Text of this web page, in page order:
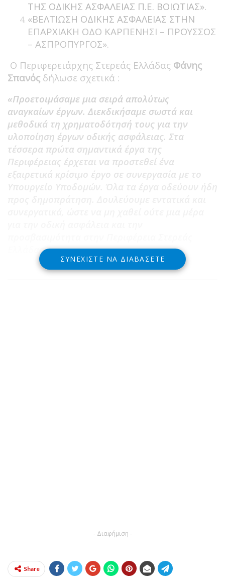
ΤΗΣ ΟΔΙΚΗΣ ΑΣΦΑΛΕΙΑΣ Π.Ε. ΒΟΙΩΤΙΑΣ».
«ΒΕΛΤΙΩΣΗ ΟΔΙΚΗΣ ΑΣΦΑΛΕΙΑΣ ΣΤΗΝ
ΕΠΑΡΧΙΑΚΗ ΟΔΟ ΚΑΡΠΕΝΗΣΙ – ΠΡΟΥΣΣΟΣ
– ΑΣΠΡΟΠΥΡΓΟΣ».
Ο Περιφερειάρχης Στερεάς Ελλάδας Φάνης
Σπανός δήλωσε σχετικά :
«Προετοιμάσαμε μια σειρά απολύτως
αναγκαίων έργων. Διεκδικήσαμε σωστά και
μεθοδικά τη χρηματοδότησή τους για την
υλοποίηση έργων οδικής ασφάλειας. Στα
τέσσερα πρώτα σημαντικά έργα της
Περιφέρειας έρχεται να προστεθεί ένα
εξαιρετικά κρίσιμο έργο σε συνεργασία με το
Ελλάδας».
ΣΥΝΕΧΊΣΤΕ ΝΑ ΔΙΑΒΆΣΕΤΕ
- Διαφήμιση -
Share